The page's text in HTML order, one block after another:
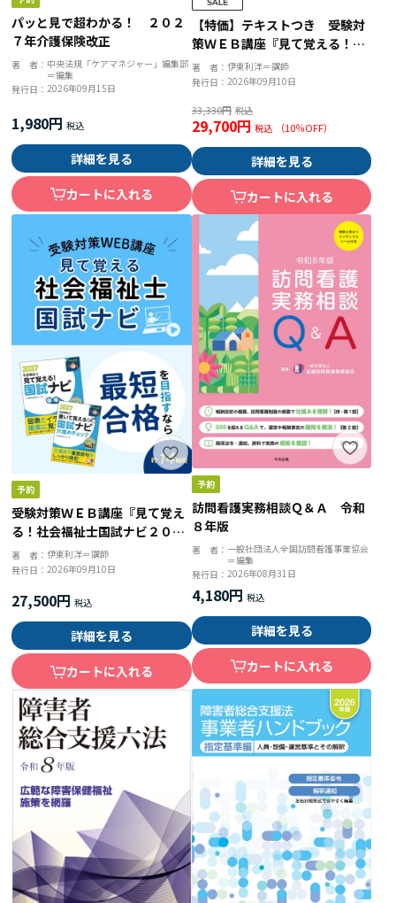
パッと見で超わかる！ ２０２
７年介護保険改正
著 者： 中央法規「ケアマネジャー」編集部
＝編集
発行日：2026年09月15日
1,980円
詳細を見る
カートに入れる
【特価】テキストつき 受験対
策ＷＥＢ講座『見て覚える！社
会福祉士国試ナビ２０２７』
著 者： 伊東利洋＝講師
発行日： 2026年09月10日
33,330円
29,700円 （10％OFF）
詳細を見る
カートに入れる
受験対策ＷＥＢ講座『見て覚え
る！社会福祉士国試ナビ２０２
７』
著 者：伊東利洋＝講師
発行日：2026年09月10日
27,500円
詳細を見る
カートに入れる
訪問看護実務相談Ｑ＆Ａ 令和
８年版
著 者： 一般社団法人全国訪問看護事業協会
＝編集
発行日： 2026年08月31日
4,180円
詳細を見る
カートに入れる